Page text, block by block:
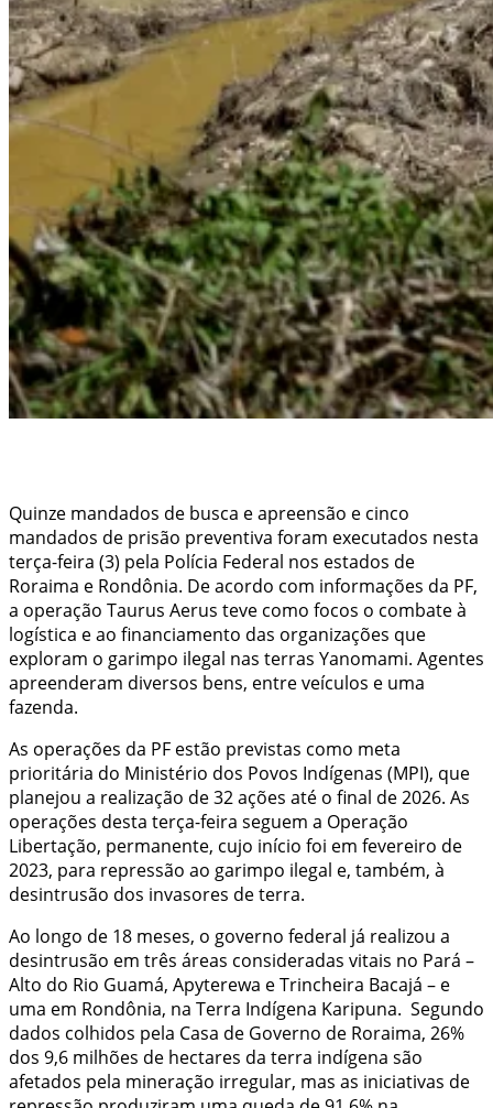
Quinze mandados de busca e apreensão e cinco
mandados de prisão preventiva foram executados nesta
terça-feira (3) pela Polícia Federal nos estados de
Roraima e Rondônia. De acordo com informações da PF,
a operação Taurus Aerus teve como focos o combate à
logística e ao financiamento das organizações que
exploram o garimpo ilegal nas terras Yanomami. Agentes
apreenderam diversos bens, entre veículos e uma
fazenda.
As operações da PF estão previstas como meta
prioritária do Ministério dos Povos Indígenas (MPI), que
planejou a realização de 32 ações até o final de 2026. As
operações desta terça-feira seguem a Operação
Libertação, permanente, cujo início foi em fevereiro de
2023, para repressão ao garimpo ilegal e, também, à
desintrusão dos invasores de terra.
Ao longo de 18 meses, o governo federal já realizou a
desintrusão em três áreas consideradas vitais no Pará –
Alto do Rio Guamá, Apyterewa e Trincheira Bacajá – e
uma em Rondônia, na Terra Indígena Karipuna. Segundo
dados colhidos pela Casa de Governo de Roraima, 26%
dos 9,6 milhões de hectares da terra indígena são
afetados pela mineração irregular, mas as iniciativas de